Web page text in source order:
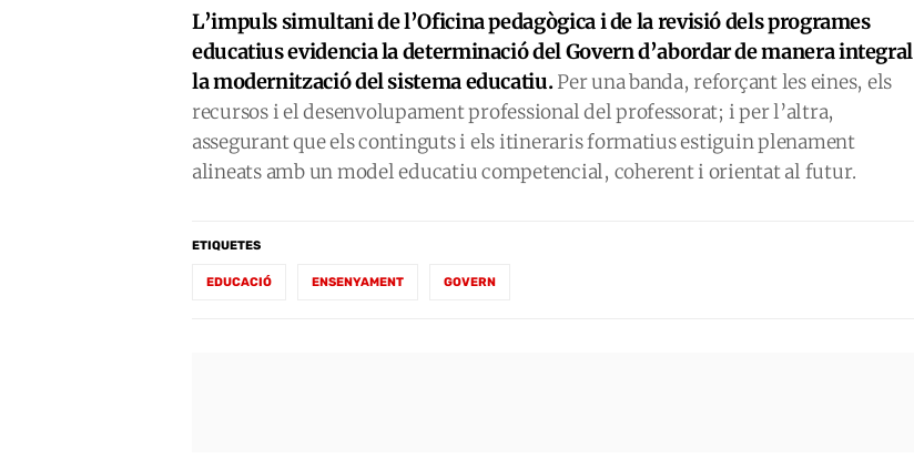
L’impuls simultani de l’Oficina pedagògica i de la revisió dels programes
educatius evidencia la determinació del Govern d’abordar de manera integral
la modernització del sistema educatiu.Per una banda, reforçant les eines, els
recursos i el desenvolupament professional del professorat; i per l’altra,
assegurant que els continguts i els itineraris formatius estiguin plenament
alineats amb un model educatiu competencial, coherent i orientat al futur.
ETIQUETES
EDUCACIÓ ENSENYAMENT GOVERN